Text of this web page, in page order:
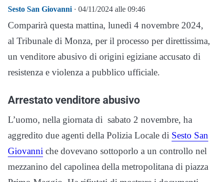
Sesto San Giovanni · 04/11/2024 alle 09:46
Comparirà questa mattina, lunedì 4 novembre 2024,
al Tribunale di Monza, per il processo per direttissima,
un venditore abusivo di origini egiziane accusato di
resistenza e violenza a pubblico ufficiale.
Arrestato venditore abusivo
L’uomo, nella giornata di sabato 2 novembre, ha
aggredito due agenti della Polizia Locale di Sesto San
Giovanni che dovevano sottoporlo a un controllo nel
mezzanino del capolinea della metropolitana di piazza